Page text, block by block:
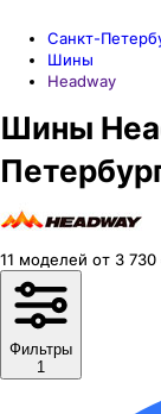
Санкт-
Шины
Headway
Шины
11 моделей от 3 730
Фильтры
1